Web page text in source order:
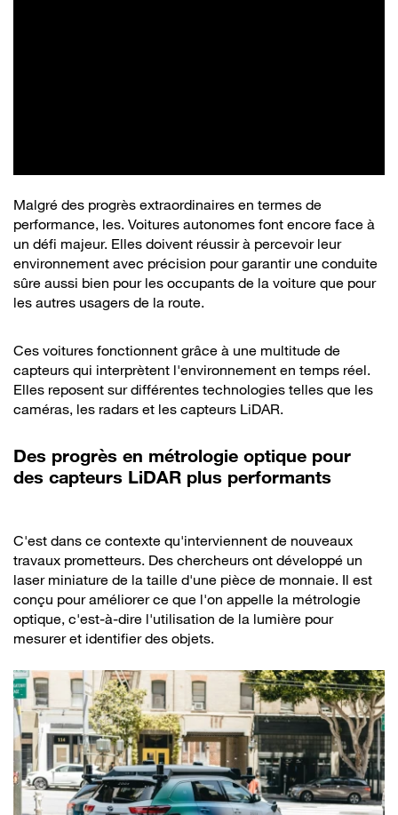
Malgré des progrès extraordinaires en termes de
performance, les. Voitures autonomes font encore face à
un défi majeur. Elles doivent réussir à percevoir leur
environnement avec précision pour garantir une conduite
sûre aussi bien pour les occupants de la voiture que pour
les autres usagers de la route.
Ces voitures fonctionnent grâce à une multitude de
capteurs qui interprètent l'environnement en temps réel.
Elles reposent sur différentes technologies telles que les
caméras, les radars et les capteurs LiDAR.
Des progrès en métrologie optique pour
des capteurs LiDAR plus performants
C'est dans ce contexte qu'interviennent de nouveaux
travaux prometteurs. Des chercheurs ont développé un
laser miniature de la taille d'une pièce de monnaie. Il est
conçu pour améliorer ce que l'on appelle la métrologie
optique, c'est-à-dire l'utilisation de la lumière pour
mesurer et identifier des objets.